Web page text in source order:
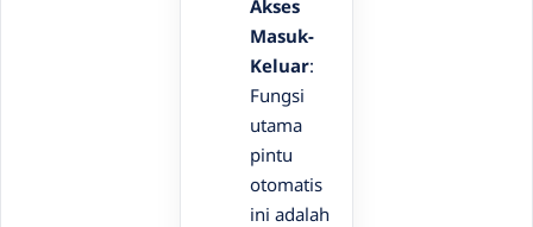
Akses
Masuk-
Keluar:
Fungsi
utama
pintu
otomatis
ini adalah